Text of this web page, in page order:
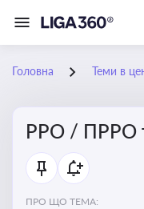
Головна Теми в
РРО / ПРРО
ПРО ЩО ТЕМА: